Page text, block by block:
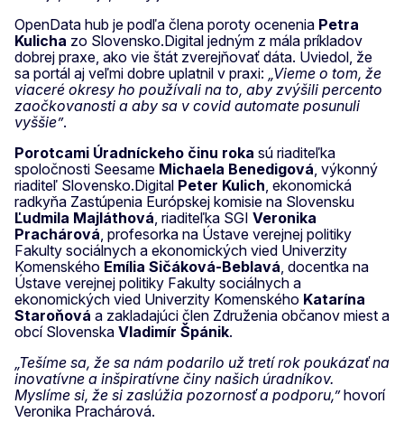
OpenData hub je podľa člena poroty ocenenia Petra
Kulicha zo Slovensko.Digital jedným z mála príkladov
dobrej praxe, ako vie štát zverejňovať dáta. Uviedol, že
sa portál aj veľmi dobre uplatnil v praxi: „Vieme o tom, že
viaceré okresy ho používali na to, aby zvýšili percento
zaočkovanosti a aby sa v covid automate posunuli
vyššie”.
Porotcami Úradníckeho činu roka sú riaditeľka
spoločnosti Seesame Michaela Benedigová, výkonný
riaditeľ Slovensko.Digital Peter Kulich, ekonomická
radkyňa Zastúpenia Európskej komisie na Slovensku
Ľudmila Majláthová, riaditeľka SGI Veronika
Prachárová, profesorka na Ústave verejnej politiky
Fakulty sociálnych a ekonomických vied Univerzity
Komenského Emília Sičáková-Beblavá, docentka na
Ústave verejnej politiky Fakulty sociálnych a
ekonomických vied Univerzity Komenského Katarína
Staroňová a zakladajúci člen Združenia občanov miest a
obcí Slovenska Vladimír Špánik.
„Tešíme sa, že sa nám podarilo už tretí rok poukázať na
inovatívne a inšpiratívne činy našich úradníkov.
Myslíme si, že si zaslúžia pozornosť a podporu,”hovorí
Veronika Prachárová.